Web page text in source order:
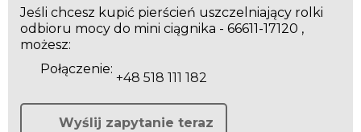
Jeśli chcesz kupić pierścień uszczelniający rolki
odbioru mocy do mini ciągnika - 66611-17120 ,
możesz:
Połączenie:
+48 518 111 182
Wyślij zapytanie teraz